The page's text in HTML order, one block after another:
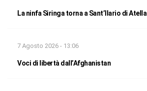
La ninfa Siringa torna a Sant’Ilario di Atella
7 Agosto 2026 - 13:06
Voci di libertà dall’Afghanistan